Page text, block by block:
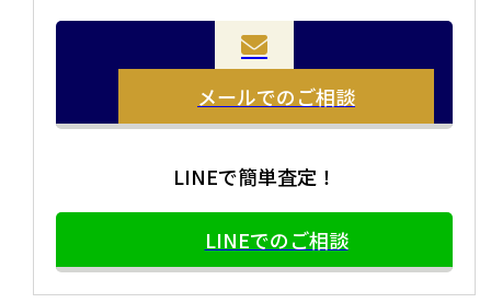
メールでのご相談
LINEで簡単査定！
LINEでのご相談